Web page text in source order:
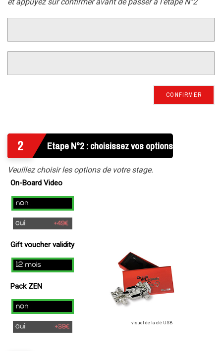
CONFIRMER
2 Etape N°2 : choisissez vos options
Veuillez choisir les options de votre stage.
visuel de la clé USB
On-Board Video
no
yes
+
49€
)
Gift voucher validity
12
Pack ZEN
Non
Oui